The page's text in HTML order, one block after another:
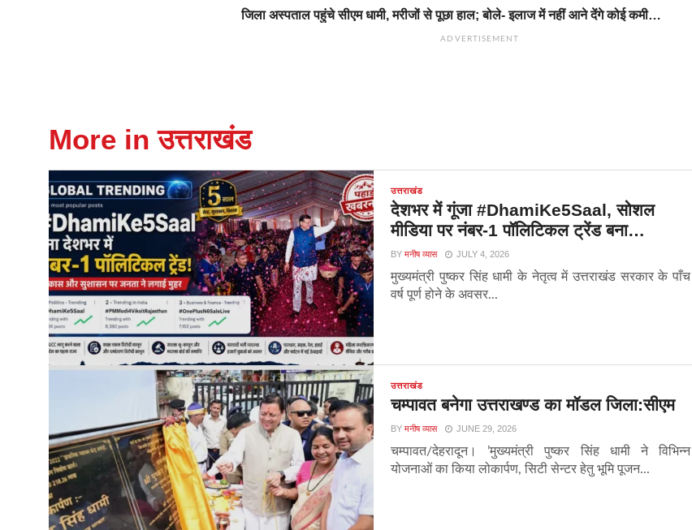
जिला अस्पताल पहुंचे सीएम धामी, मरीजों से पूछा हाल; बोले- इलाज में नहीं आने देंगे कोई कमी…
ADVERTISEMENT
More in उत्तराखंड
उत्तराखंड
देशभर में गूंजा #DhamiKe5Saal, सोशल
मीडिया पर नंबर-1 पॉलिटिकल ट्रेंड बना…
BYमनीष व्यास JULY 4, 2026
मुख्यमंत्री पुष्कर सिंह धामी के नेतृत्व में उत्तराखंड सरकार के पाँच
वर्ष पूर्ण होने के अवसर...
उत्तराखंड
चम्पावत बनेगा उत्तराखण्ड का मॉडल जिला:सीएम
BYमनीष व्यास JUNE 29, 2026
चम्पावत/देहरादून। ’मुख्यमंत्री पुष्कर सिंह धामी ने विभिन्न
योजनाओं का किया लोकार्पण, सिटी सेन्टर हेतु भूमि पूजन...